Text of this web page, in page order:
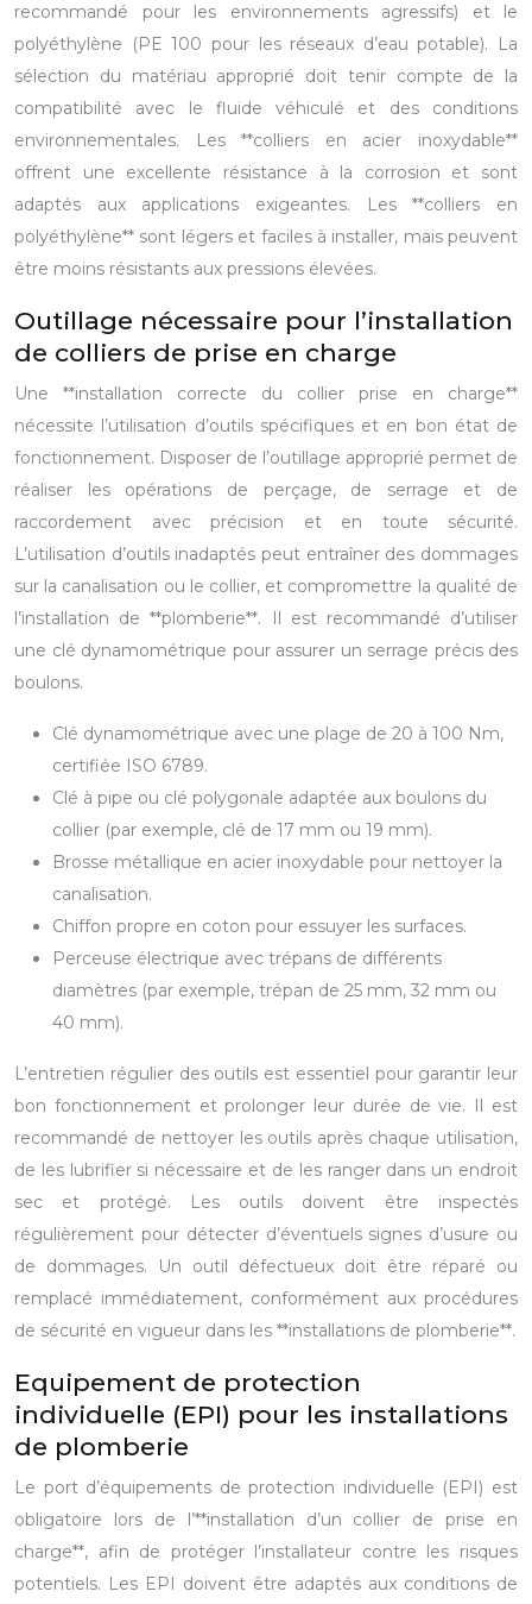
recommandé pour les environnements agressifs) et le
polyéthylène (PE 100 pour les réseaux d’eau potable). La
sélection du matériau approprié doit tenir compte de la
compatibilité avec le fluide véhiculé et des conditions
environnementales. Les **colliers en acier inoxydable**
offrent une excellente résistance à la corrosion et sont
adaptés aux applications exigeantes. Les **colliers en
polyéthylène** sont légers et faciles à installer, mais peuvent
être moins résistants aux pressions élevées.
Outillage nécessaire pour l’installation
de colliers de prise en charge
Une **installation correcte du collier prise en charge**
nécessite l’utilisation d’outils spécifiques et en bon état de
fonctionnement. Disposer de l’outillage approprié permet de
réaliser les opérations de perçage, de serrage et de
raccordement avec précision et en toute sécurité.
L’utilisation d’outils inadaptés peut entraîner des dommages
sur la canalisation ou le collier, et compromettre la qualité de
l’installation de **plomberie**. Il est recommandé d’utiliser
une clé dynamométrique pour assurer un serrage précis des
boulons.
Clé dynamométrique avec une plage de 20 à 100 Nm,
certifiée ISO 6789.
Clé à pipe ou clé polygonale adaptée aux boulons du
collier (par exemple, clé de 17 mm ou 19 mm).
Brosse métallique en acier inoxydable pour nettoyer la
canalisation.
Chiffon propre en coton pour essuyer les surfaces.
Perceuse électrique avec trépans de différents
diamètres (par exemple, trépan de 25 mm, 32 mm ou
40 mm).
L’entretien régulier des outils est essentiel pour garantir leur
bon fonctionnement et prolonger leur durée de vie. Il est
recommandé de nettoyer les outils après chaque utilisation,
de les lubrifier si nécessaire et de les ranger dans un endroit
sec et protégé. Les outils doivent être inspectés
régulièrement pour détecter d’éventuels signes d’usure ou
de dommages. Un outil défectueux doit être réparé ou
remplacé immédiatement, conformément aux procédures
de sécurité en vigueur dans les **installations de plomberie**.
Equipement de protection
individuelle (EPI) pour les installations
de plomberie
Le port d’équipements de protection individuelle (EPI) est
obligatoire lors de l’**installation d’un collier de prise en
charge**, afin de protéger l’installateur contre les risques
potentiels. Les EPI doivent être adaptés aux conditions de